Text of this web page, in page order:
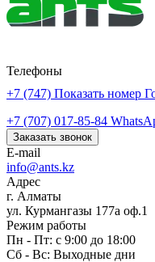
Телефоны
+7 (747) Показать номер
+7 (707) 017-85-84
Заказать звонок
E-mail
info@ants.kz
Адрес
г. Алматы
ул. Курмангазы 177а оф.1
Режим работы
Пн - Пт: с 9:00 до 18:00
Сб - Вс: Выходные дни